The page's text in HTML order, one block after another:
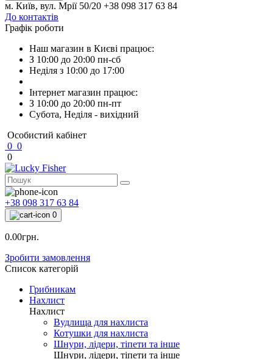
м. Київ, вул. Мрії 50/20 +38 098 317 63 84
До контактів
Графік роботи
Наш магазин в Києві працює:
З 10:00 до 20:00 пн-сб
Неділя з 10:00 до 17:00
Інтернет магазин працює:
З 10:00 до 20:00 пн-пт
Субота, Неділя - вихідний
Особистий кабінет
0 0
0
+38 098 317 63 84
0
0.00грн.
Зробити замовлення
Список категорій
Грибникам
Нахлист
Нахлист
Вудлища для нахлиста
Котушки для нахлиста
Шнури, лідери, тіпети та інше
Шнури, лідери, тіпети та інше